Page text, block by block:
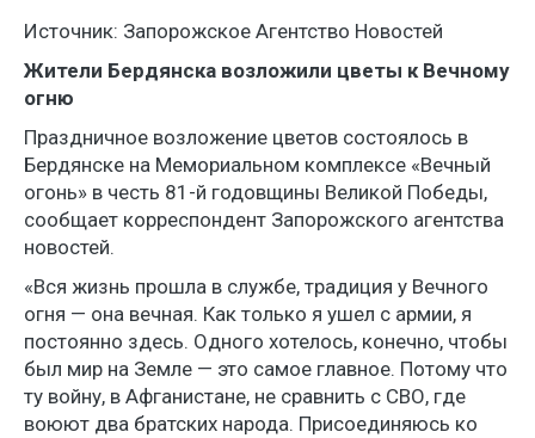
Источник: Запорожское Агентство Новостей
Жители Бердянска возложили цветы к Вечному
огню
Праздничное возложение цветов состоялось в
Бердянске на Мемориальном комплексе «Вечный
огонь» в честь 81-й годовщины Великой Победы,
сообщает корреспондент Запорожского агентства
новостей.
«Вся жизнь прошла в службе, традиция у Вечного
огня — она вечная. Как только я ушел с армии, я
постоянно здесь. Одного хотелось, конечно, чтобы
был мир на Земле — это самое главное. Потому что
ту войну, в Афганистане, не сравнить с СВО, где
воюют два братских народа. Присоединяюсь ко